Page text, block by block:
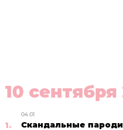
10 сентября
04:01
Скандальные